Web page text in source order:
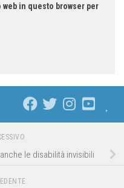
in questo browser per
le disabilità invisibili